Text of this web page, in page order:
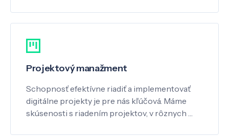
Projektový manažment
Schopnosť efektívne riadiť a implementovať
digitálne projekty je pre nás kľúčová. Máme
skúsenosti s riadením projektov, v rôznych …